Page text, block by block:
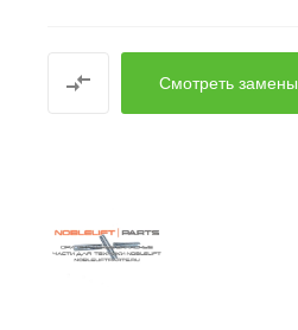
Смотреть замены